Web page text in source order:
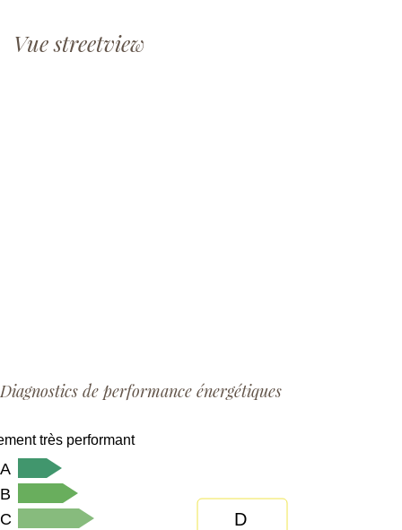
Vue streetview
Diagnostics de performance énergétiques
très performant
A
B
C
D